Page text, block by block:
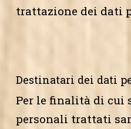
trattazione dei dati
Destinatari dei dati
Per le finalità di cui
personali trattati